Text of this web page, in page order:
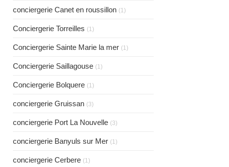
conciergerie Canet en roussillon (1)
Conciergerie Torreilles (1)
Conciergerie Sainte Marie la mer (1)
Conciergerie Saillagouse (1)
Conciergerie Bolquere (1)
conciergerie Gruissan (3)
conciergerie Port La Nouvelle (3)
conciergerie Banyuls sur Mer (1)
conciergerie Cerbere (1)